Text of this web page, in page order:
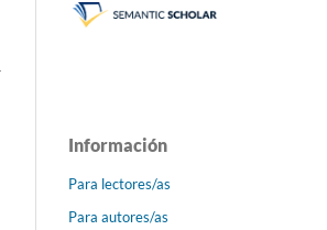
Información
Para lectores/as
Para autores/as